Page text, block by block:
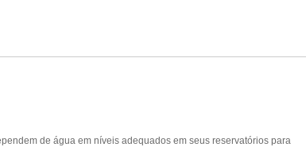
de água em níveis adequados em seus reservatórios para